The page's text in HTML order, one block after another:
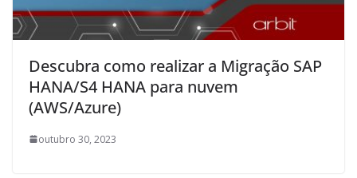
Descubra como realizar a Migração SAP
HANA/S4 HANA para nuvem
(AWS/Azure)
outubro 30, 2023